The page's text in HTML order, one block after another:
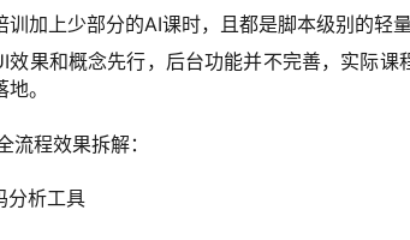
训加上少部分的AI课时，且都是脚本级别的轻
效果和概念先行，后台功能并不完善，实际
。
流程效果拆解：
分析工具